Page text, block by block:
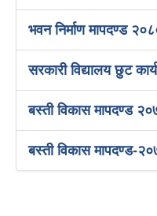
भवन निर्माण मापदण्ड
सरकारी विद्यालय छुट
बस्ती विकास मापदण्ड
बस्ती विकास मापदण्ड-